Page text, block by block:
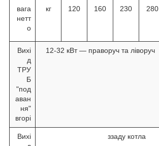
вага
нетт
о
кг 120 160 230 280
Вихі
д
ТРУ
Б
"под
аван
ня"
вгорі
12-32 кВт — праворуч та ліворуч
Вихі
ззаду котла